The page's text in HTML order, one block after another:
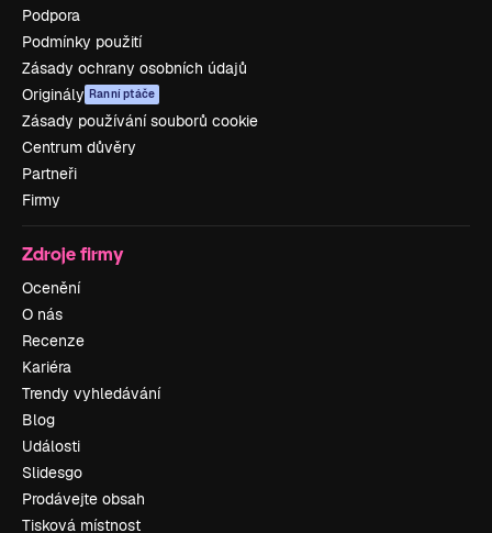
Podpora
Podmínky použití
Zásady ochrany osobních údajů
Originály Ranní ptáče
Zásady používání souborů cookie
Centrum důvěry
Partneři
Firmy
Zdroje firmy
Ocenění
O nás
Recenze
Kariéra
Trendy vyhledávání
Blog
Události
Slidesgo
Prodávejte obsah
Tisková místnost